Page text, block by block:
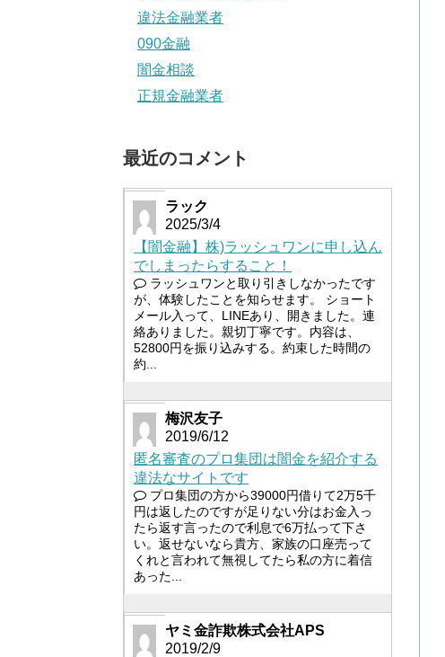
違法金融業者
090金融
闇金相談
正規金融業者
最近のコメント
ラック
2025/3/4
【闇金融】株)ラッシュワンに申し込ん
でしまったらすること！
ラッシュワンと取り引きしなかったです
が、体験したことを知らせます。 ショート
メール入って、LINEあり、開きました。連
絡ありました。親切丁寧です。内容は、
52800円を振り込みする。約束した時間の
約...
梅沢友子
2019/6/12
匿名審査のプロ集団は闇金を紹介する
違法なサイトです
プロ集団の方から39000円借りて2万5千
円は返したのですが足りない分はお金入っ
たら返す言ったので利息で6万払って下さ
い。返せないなら貴方、家族の口座売って
くれと言われて無視してたら私の方に着信
あった...
ヤミ金詐欺株式会社APS
2019/2/9